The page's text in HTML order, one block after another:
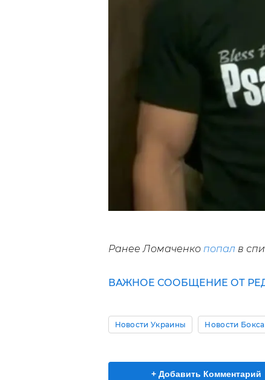
Ранее Ломаченко попал в
ВАЖНОЕ СООБЩЕНИЕ ОТ
Новости Украины Новости Бокса
+ Добавить Комментарий